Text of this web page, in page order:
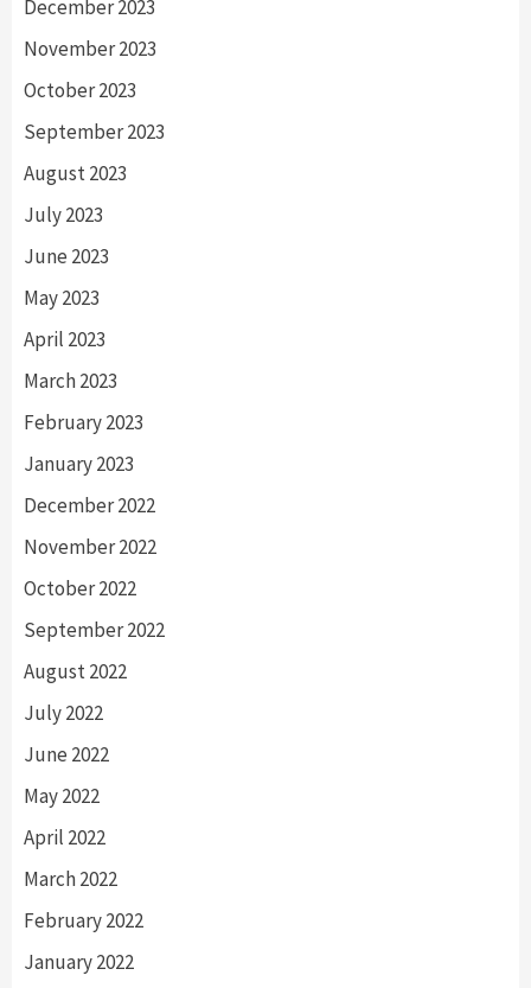
December 2023
November 2023
October 2023
September 2023
August 2023
July 2023
June 2023
May 2023
April 2023
March 2023
February 2023
January 2023
December 2022
November 2022
October 2022
September 2022
August 2022
July 2022
June 2022
May 2022
April 2022
March 2022
February 2022
January 2022